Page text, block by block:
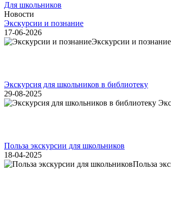
Для школьников
Новости
Экскурсии и познание
17-06-2026
Экскурсии и
Экскурсия для школьников в библиотеку
29-08-2025
Польза экскурсии для школьников
18-04-2025
Польза